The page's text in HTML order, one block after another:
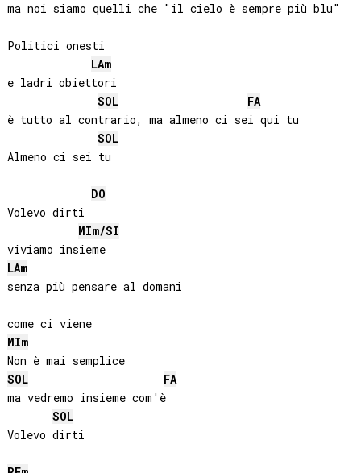
ma noi siamo quelli che "il cielo è sempre più blu"
Politici onesti
LAm
e ladri obiettori
SOL
FA
è tutto al contrario, ma almeno ci sei qui tu
SOL
Almeno ci sei tu
DO
Volevo dirti
MIm/SI
viviamo insieme
LAm
senza più pensare al domani
come ci viene
MIm
Non è mai semplice
SOL
FA
ma vedremo insieme com'è
SOL
Volevo dirti